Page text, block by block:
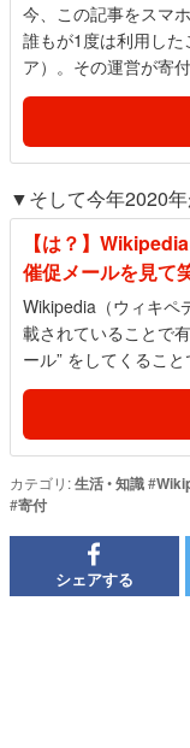
今、この記事をスマ
誰もが1度は利用し
ア）。その運営が寄
▼そして今年2020年
【は？】
催促メールを見て
Wikipedia（ウィキペ
載されていることで
ール” をしてくるこ
カテゴリ:生活•知識#
#寄付
シェアする